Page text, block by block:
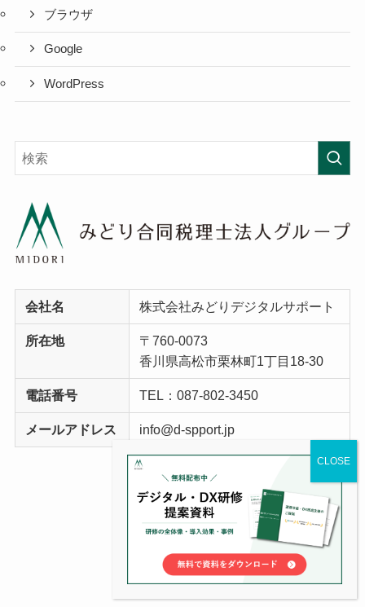
ブラウザ
Google
WordPress
会社名 株式会社みどりデジタルサポート
所在地
〒760-0073
香川県高松市栗林町1丁目18-30
電話番号 TEL：087-802-3450
メールアドレス info@d-spport.jp